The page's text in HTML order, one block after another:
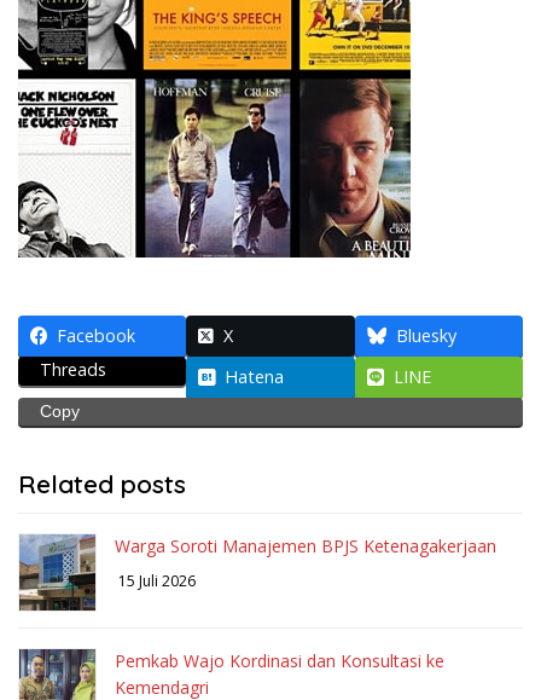
Facebook X
Bluesky
Threads
Hatena LINE
Copy
Related posts
Warga Soroti Manajemen BPJS Ketenagakerjaan
15 Juli 2026
Pemkab Wajo Kordinasi dan Konsultasi ke
Kemendagri